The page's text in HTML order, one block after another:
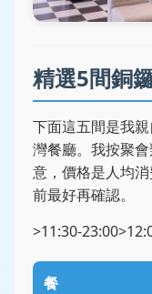
精選5間銅
下面這五間是我
灣餐廳。我按聚
意，價格是人均
前最好再確認。
>11:30-
餐